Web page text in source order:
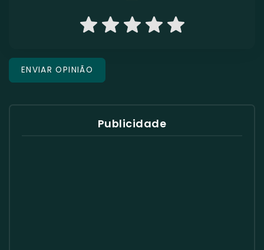
Publicidade